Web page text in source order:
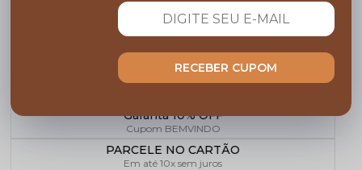
FRETE GRÁTIS
Garanta 10% OFF
Cupom BEMVINDO
PARCELE NO CARTÃO
Em até 10x sem juros
RECEBER CUPOM